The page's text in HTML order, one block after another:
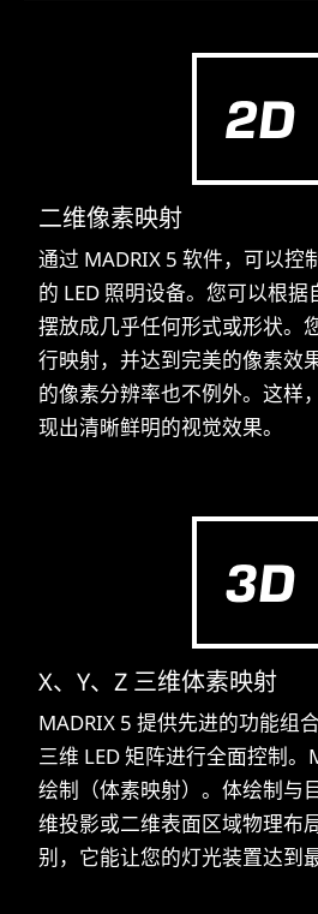
二维像素映射
通过 MADRIX 5 软件，可以控
的 LED 照明设备。您可以根
摆放成几乎任何形式或形状。
行映射，并达到完美的像素效
的像素分辨率也不例外。这样
现出清晰鲜明的视觉效果。
X、Y、Z 三维体素映射
MADRIX 5 提供先进的功能组
三维 LED 矩阵进行全面控制。
绘制（体素映射）。体绘制与
维投影或二维表面区域物理布
别，它能让您的灯光装置达到